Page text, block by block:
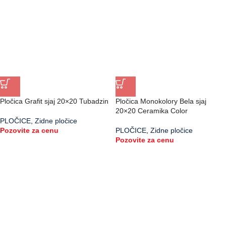
Pločica Grafit sjaj 20×20 Tubadzin
PLOČICE Zidne pločice
Pozovite za cenu
Pločica Monokolory Bela sjaj
20×20 Ceramika Color
PLOČICE Zidne pločice
Pozovite za cenu